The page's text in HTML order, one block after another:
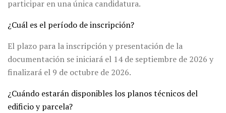
participar en una única candidatura.
¿Cuál es el período de inscripción?
El plazo para la inscripción y presentación de la
documentación se iniciará el 14 de septiembre de 2026 y
finalizará el 9 de octubre de 2026.
¿Cuándo estarán disponibles los planos técnicos del
edificio y parcela?